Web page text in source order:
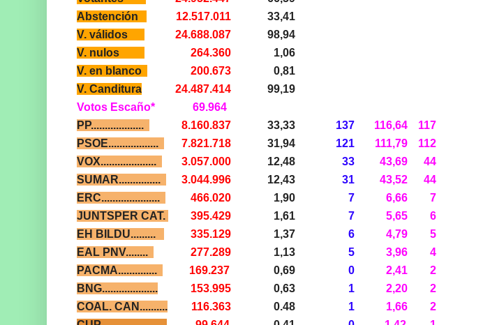
Abstención
12.517.011
33,41
V. válidos
24.688.087
98,94
V. nulos
264.360
1,06
V. en blanco
200.673
0,81
V. Canditura
24.487.414
99,19
Votos Escaño*
69.964
PP...................
8.160.837 33,33 137 116,64
117
PSOE..................
7.821.718 31,94 121 111,79
112
VOX....................
3.057.000 12,48 33 43,69
44
SUMAR...............
3.044.996 12,43 31 43,52
44
ERC.....................
466.020 1,90 7 6,66
7
JUNTSPER CAT.
395.429 1,61 7 5,65
6
EH BILDU.........
335.129 1,37 6 4,79
5
EAL PNV........
277.289 1,13 5 3,96
4
PACMA..............
169.237 0,69 0 2,41
2
BNG....................
153.995 0,63 1 2,20
2
COAL. CAN..........
116.363 0.48 1 1,66
2